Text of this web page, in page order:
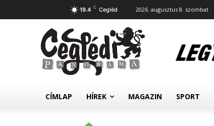
19.4 C Cegléd 2026. augusztus 8. szombat
CÍMLAP HÍREK MAGAZIN SPORT